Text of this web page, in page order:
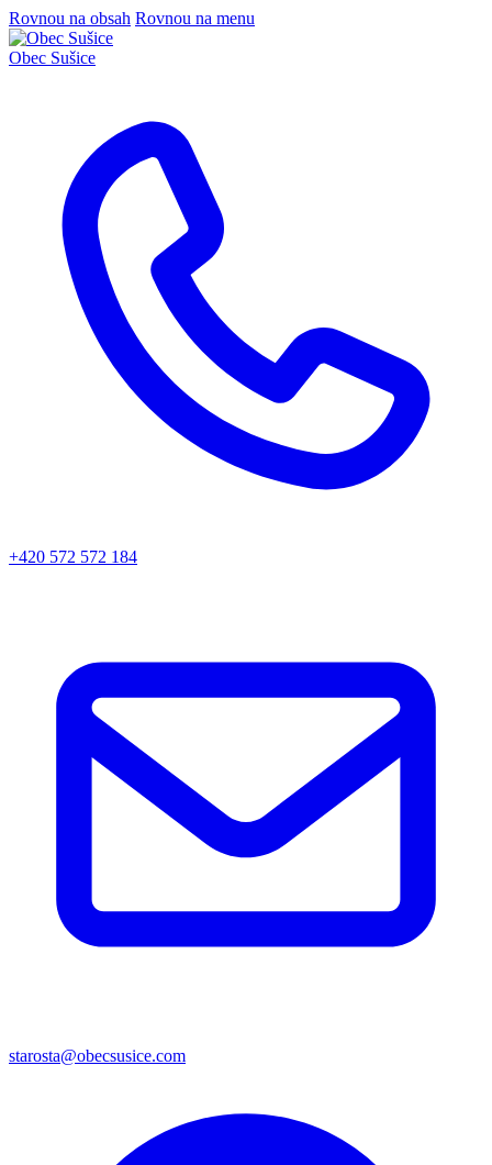
Rovnou na obsah Rovnou na menu
Obec Sušice
+420 572 572 184
starosta@obecsusice.com